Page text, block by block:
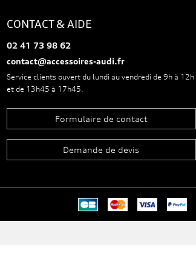
CONTACT & AIDE
02 41 73 98 62
contact@accessoires-audi.fr
Service clients ouvert du lundi au vendredi de 9h à 12h
et de 13h45 à 17h45.
Formulaire de contact
Demande de devis